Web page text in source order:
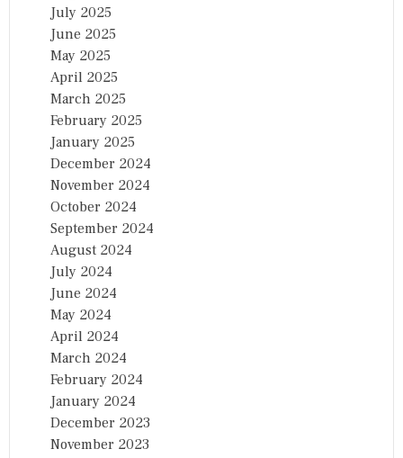
July 2025
June 2025
May 2025
April 2025
March 2025
February 2025
January 2025
December 2024
November 2024
October 2024
September 2024
August 2024
July 2024
June 2024
May 2024
April 2024
March 2024
February 2024
January 2024
December 2023
November 2023